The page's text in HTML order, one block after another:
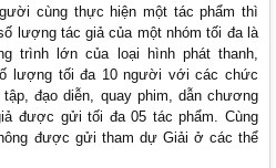
cùng thực hiện một tác phẩm thì
lượng tác giả của một nhóm tối đa là
trình lớn của loại hình phát thanh,
lượng tối đa 10 người với các chức
đạo diễn, quay phim, dẫn chương
được gửi tối đa 05 tác phẩm. Cùng
được gửi tham dự Giải ở các thể